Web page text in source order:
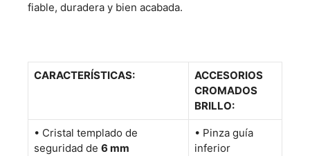
fiable, duradera y bien acabada.
CARACTERÍSTICAS:
ACCESORIOS
CROMADOS
BRILLO:
• Cristal templado de
seguridad de 6 mm
• Pinza guía
inferior